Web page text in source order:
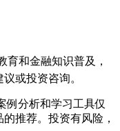
育和金融知识普及，
或投资咨询。
例分析和学习工具仅
推荐。投资有风险，